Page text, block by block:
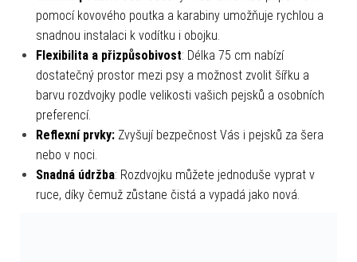
pomocí kovového poutka a karabiny umožňuje rychlou a
snadnou instalaci k vodítku i obojku.
Flexibilita a přizpůsobivost: Délka 75 cm nabízí
dostatečný prostor mezi psy a možnost zvolit šířku a
barvu rozdvojky podle velikosti vašich pejsků a osobních
preferencí.
Reflexní prvky: Zvyšují bezpečnost Vás i pejsků za šera
nebo v noci.
Snadná údržba: Rozdvojku můžete jednoduše vyprat v
ruce, díky čemuž zůstane čistá a vypadá jako nová.